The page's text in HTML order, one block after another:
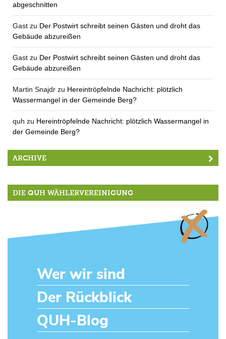
abgeschnitten
Gast zu Der Postwirt schreibt seinen Gästen und droht das
Gebäude abzureißen
Gast zu Der Postwirt schreibt seinen Gästen und droht das
Gebäude abzureißen
Martin Snajdr zu Hereintröpfelnde Nachricht: plötzlich
Wassermangel in der Gemeinde Berg?
quh zu Hereintröpfelnde Nachricht: plötzlich Wassermangel in
der Gemeinde Berg?
ARCHIVE
DIE QUH WÄHLERVEREINIGUNG
Wer wir sind
Der Rückblick
QUH-Blog